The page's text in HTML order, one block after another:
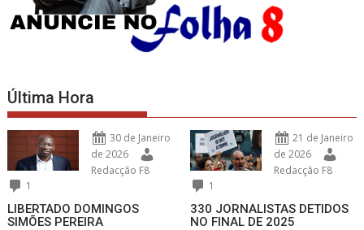
Última Hora
30 de Janeiro
de 2026
Redacção F8
1
LIBERTADO DOMINGOS
SIMÕES PEREIRA
21 de Janeiro
de 2026
Redacção F8
1
330 JORNALISTAS DETIDOS
NO FINAL DE 2025